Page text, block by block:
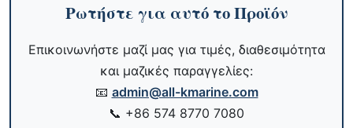
Ρωτήστε για αυτό το Προϊόν
Επικοινωνήστε μαζί μας για τιμές, διαθεσιμότητα
και μαζικές παραγγελίες:
📧 admin@all-kmarine.com
📞 +86 574 8770 7080